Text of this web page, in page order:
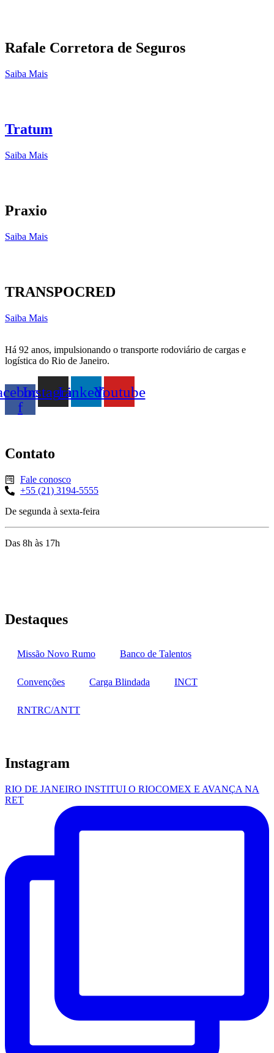
Rafale Corretora de Seguros
Saiba Mais
Tratum
Saiba Mais
Praxio
Saiba Mais
TRANSPOCRED
Saiba Mais
Há 92 anos, impulsionando o transporte rodoviário de cargas e
logística do Rio de Janeiro.
f
InstagramLinkedinYoutube
Contato
Fale conosco
+55 (21) 3194-5555
De segunda à sexta-feira
Das 8h às 17h
Destaques
Missão Novo Rumo Banco de Talentos
Convenções Carga Blindada INCT
RNTRC/ANTT
Instagram
RIO DE JANEIRO INSTITUI O RIOCOMEX E AVANÇA NA
RET